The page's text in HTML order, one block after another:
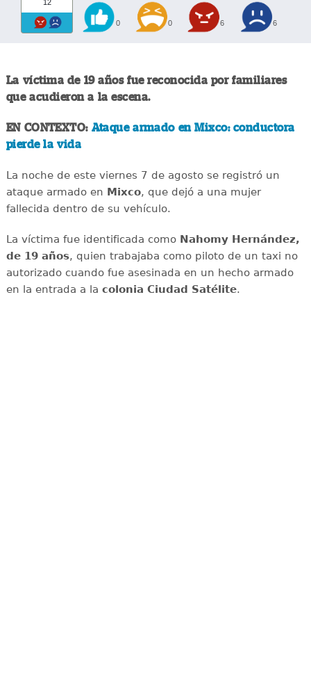
12
0 0 6 6
La víctima de 19 años fue reconocida por familiares
que acudieron a la escena.
EN CONTEXTO: Ataque armado en Mixco: conductora
pierde la vida
La noche de este viernes 7 de agosto se registró un
ataque armado en Mixco, que dejó a una mujer
fallecida dentro de su vehículo.
La víctima fue identificada como Nahomy Hernández,
de 19 años, quien trabajaba como piloto de un taxi no
autorizado cuando fue asesinada en un hecho armado
en la entrada a la colonia Ciudad Satélite.